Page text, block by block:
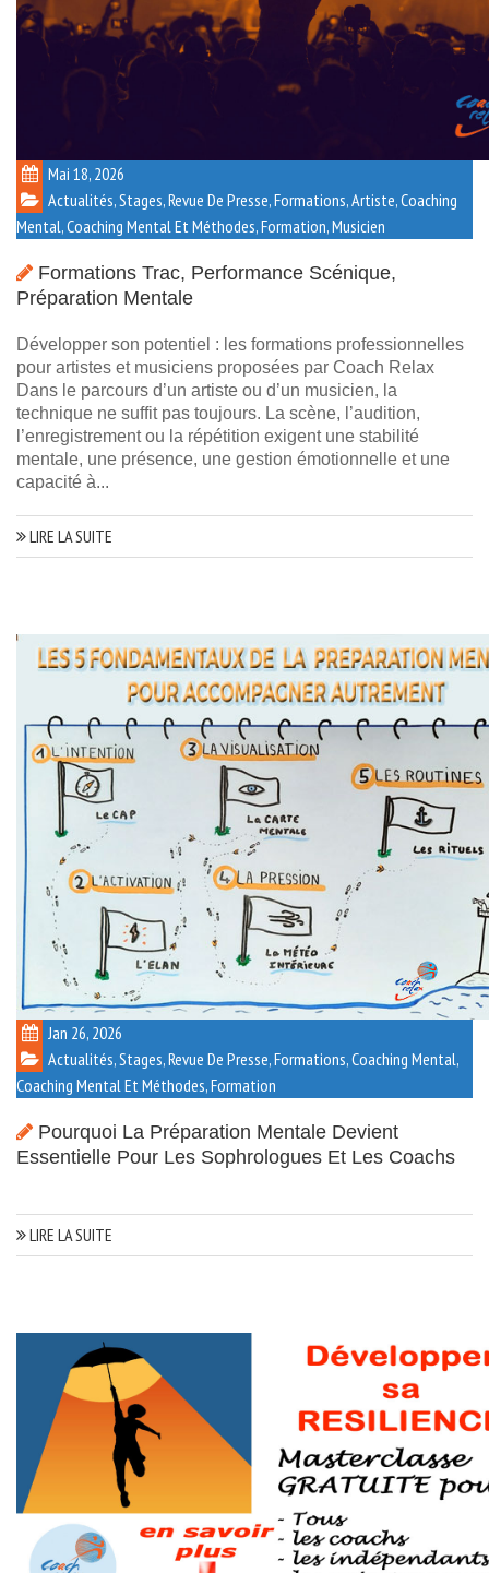
Mai 18, 2026
Actualités, Stages, Revue De Presse, Formations,Artiste,Coaching
Mental,Coaching Mental Et Méthodes,Formation,Musicien
Formations Trac, Performance Scénique,
Préparation Mentale
Développer son potentiel : les formations professionnelles
pour artistes et musiciens proposées par Coach Relax
Dans le parcours d’un artiste ou d’un musicien, la
technique ne suffit pas toujours. La scène, l’audition,
l’enregistrement ou la répétition exigent une stabilité
mentale, une présence, une gestion émotionnelle et une
capacité à...
LIRE LA SUITE
Jan 26, 2026
Actualités, Stages, Revue De Presse, Formations,Coaching Mental,
Coaching Mental Et Méthodes,Formation
Pourquoi La Préparation Mentale Devient
Essentielle Pour Les Sophrologues Et Les Coachs
LIRE LA SUITE